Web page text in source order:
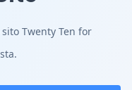
Twenty Ten for